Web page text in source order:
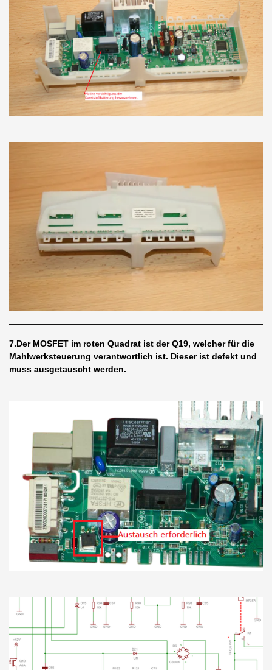
7.Der MOSFET im roten Quadrat ist der Q19, welcher für die
Mahlwerksteuerung verantwortlich ist. Dieser ist defekt und
muss ausgetauscht werden.